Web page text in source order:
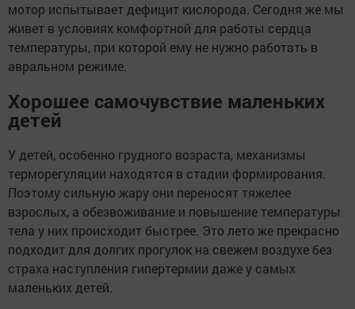
мотор испытывает дефицит кислорода. Сегодня же мы
живет в условиях комфортной для работы сердца
температуры, при которой ему не нужно работать в
авральном режиме.
Хорошее самочувствие маленьких
детей
У детей, особенно грудного возраста, механизмы
терморегуляции находятся в стадии формирования.
Поэтому сильную жару они переносят тяжелее
взрослых, а обезвоживание и повышение температуры
тела у них происходит быстрее. Это лето же прекрасно
подходит для долгих прогулок на свежем воздухе без
страха наступления гипертермии даже у самых
маленьких детей.